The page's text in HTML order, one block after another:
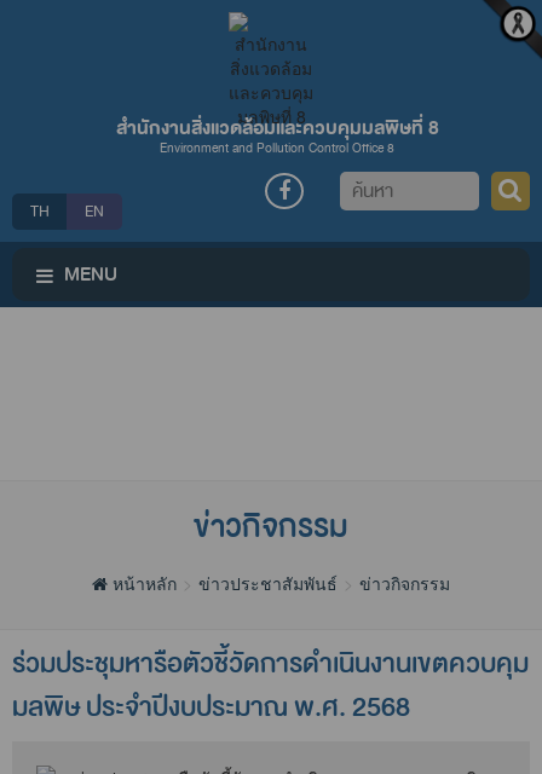
สำนักงานสิ่งแวดล้อมและควบคุมมลพิษที่ 8
Environment and Pollution Control Office 8
TH EN
ค้นหา
MENU
ข่าวกิจกรรม
หน้าหลัก ข่าวประชาสัมพันธ์ ข่าวกิจกรรม
ร่วมประชุมหารือตัวชี้วัดการดำเนินงานเขตควบคุม
มลพิษ ประจำปีงบประมาณ พ.ศ. 2568